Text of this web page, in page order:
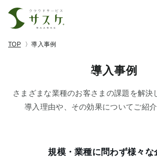
TOP 導入事例
導入事例
さまざまな業種のお客さまの課題を解決
導入理由や、その効果についてご紹介
規模・業種に問わず様々な